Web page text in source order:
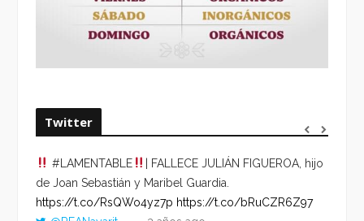
Twitter
#LAMENTABLE
| FALLECE JULIÁN FIGUEROA, hijo
de Joan Sebastián y Maribel Guardia.
https://t.co/RsQWo4yz7p https://t.co/bRuCZR6Z97